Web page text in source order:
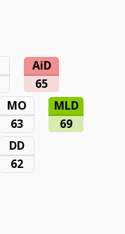
AiD
65
MO
63
MLD
69
DD
62